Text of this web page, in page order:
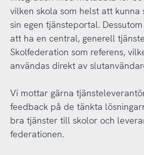
vilken skola som helst att kunna
sin egen tjänsteportal.
att ha en central, generell
Skolfederation som referens,
användas direkt av
Vi mottar gärna
feedback på de tänkta
bra tjänster till skolor och
federationen.